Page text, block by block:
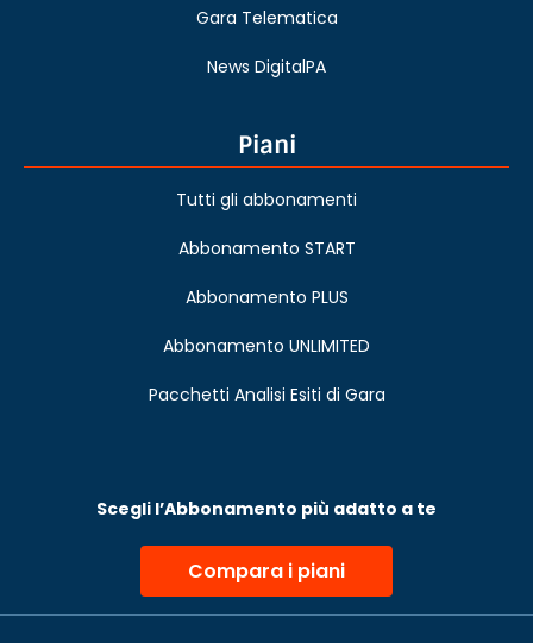
Gara Telematica
News DigitalPA
Piani
Tutti gli abbonamenti
Abbonamento START
Abbonamento PLUS
Abbonamento UNLIMITED
Pacchetti Analisi Esiti di Gara
Scegli l’Abbonamento più adatto a te
Compara i piani